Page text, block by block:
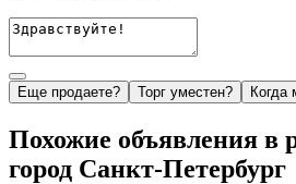
Еще продаете? Торг уместен? Когда
Похожие объявления в
город Санкт-Петербург